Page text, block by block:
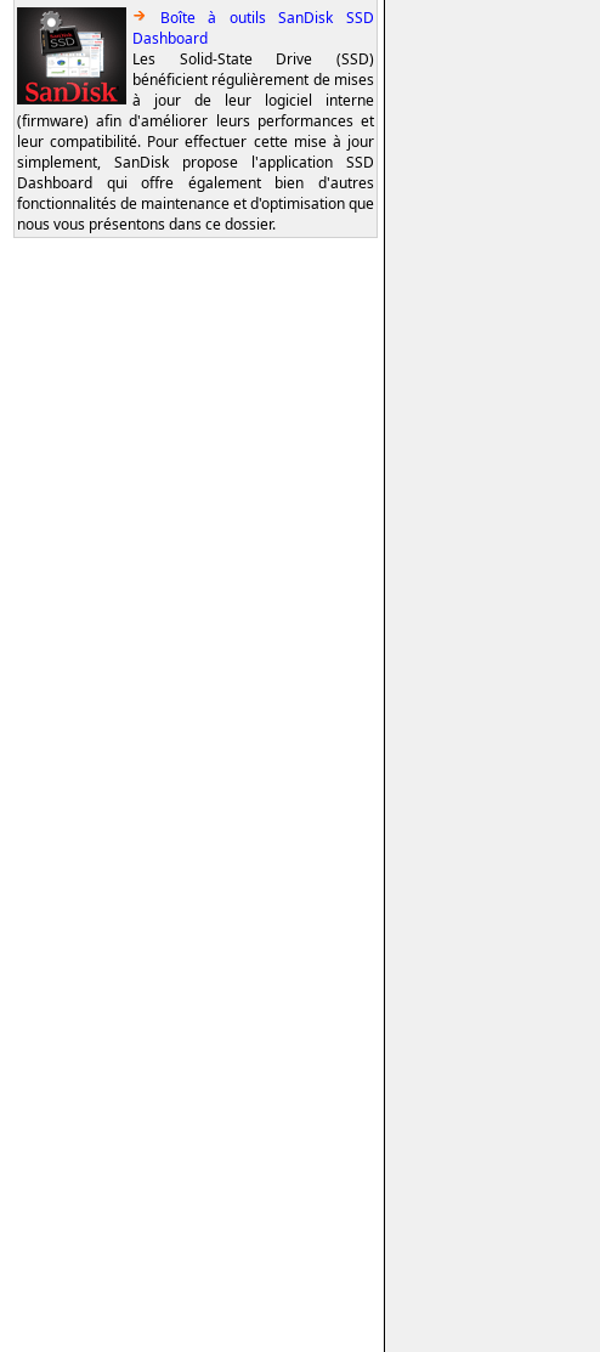
Boîte à outils SanDisk SSD
Dashboard
Les Solid-State Drive (SSD)
bénéficient régulièrement de mises
à jour de leur logiciel interne
(firmware) afin d'améliorer leurs performances et
leur compatibilité. Pour effectuer cette mise à jour
simplement, SanDisk propose l'application SSD
Dashboard qui offre également bien d'autres
fonctionnalités de maintenance et d'optimisation que
nous vous présentons dans ce dossier.